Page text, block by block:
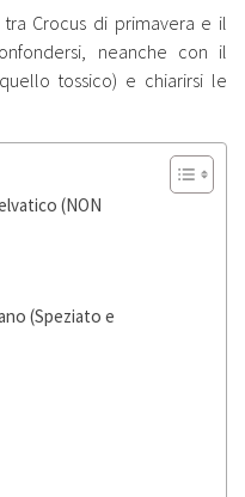
Crocus di primavera e il
neanche con il
tossico) e chiarirsi le
(NON
(Speziato e